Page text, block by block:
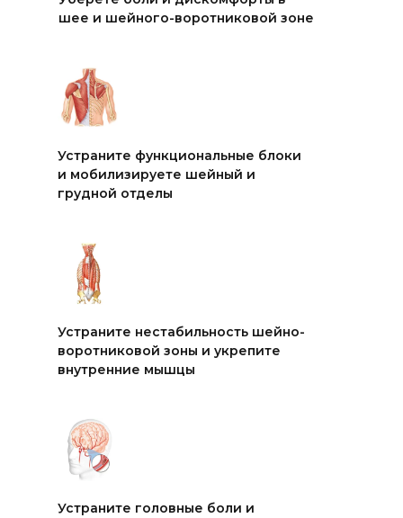
шее и шейного-воротниковой зоне
Устраните функциональные блоки
и мобилизируете шейный и
грудной отделы
Устраните нестабильность шейно-
воротниковой зоны и укрепите
внутренние мышцы
Устраните головные боли и